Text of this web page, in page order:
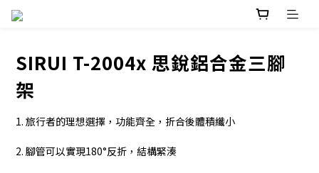
SIRUI T-2004x 思銳鋁合金三腳
架
1. 旅行者的理想選擇，功能齊全，折合後體積纖小
2. 腳管可以實現180°反折，結構緊湊